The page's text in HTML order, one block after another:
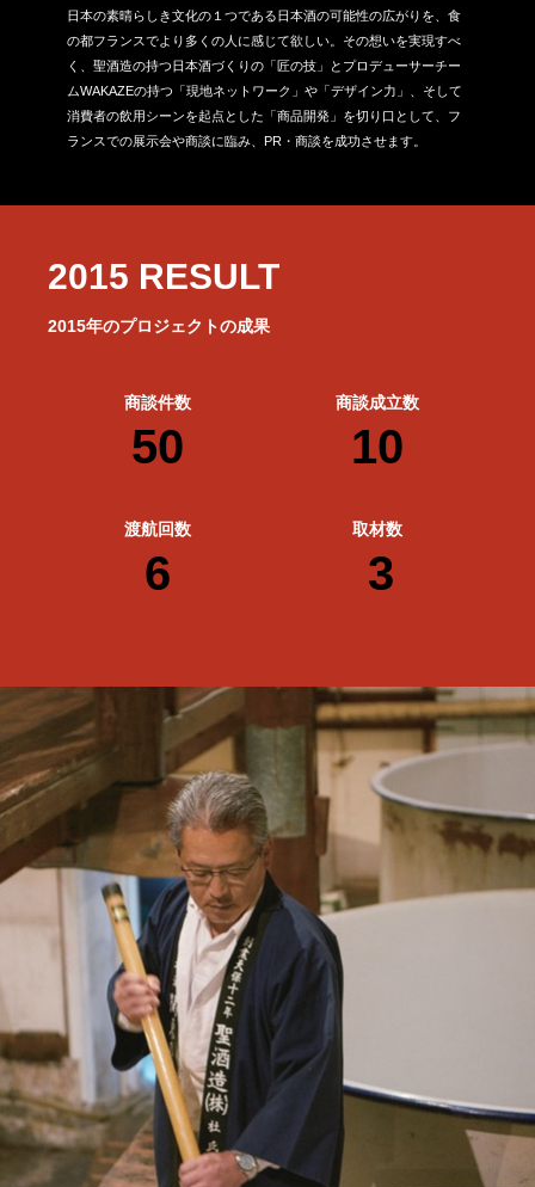
日本の素晴らしき文化の１つである日本酒の可能性の広がりを、食
の都フランスでより多くの人に感じて欲しい。その想いを実現すべ
く、聖酒造の持つ日本酒づくりの「匠の技」とプロデューサーチー
ムWAKAZEの持つ「現地ネットワーク」や「デザイン力」、そして
消費者の飲用シーンを起点とした「商品開発」を切り口として、フ
ランスでの展示会や商談に臨み、PR・商談を成功させます。
2015 RESULT
2015年のプロジェクトの成果
商談件数
50
商談成立数
10
渡航回数
6
取材数
3